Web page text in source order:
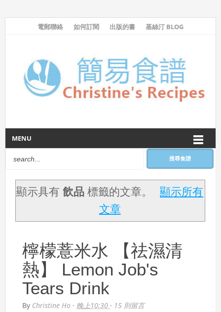
電郵聯絡 如何訂閱 出版的書 基絲汀 BLOG
MENU
搜尋食譜
顯示具有飲品 標籤的文章。
顯示所有
文章
檸檬薏米水 【祛濕清
熱】 Lemon Job's
Tears Drink
By Christine Ho · 晚上10:30 · 15 則留言